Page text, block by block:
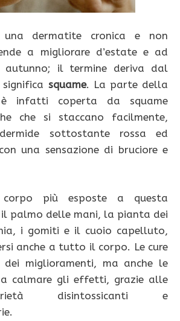
dermatite cronica e non
a migliorare d’estate e ad
autunno; il termine deriva dal
significa squame. La parte della
infatti coperta da squame
che si staccano facilmente,
sottostante rossa ed
una sensazione di bruciore e
più esposte a questa
palmo delle mani, la pianta dei
i gomiti e il cuoio capelluto,
anche a tutto il corpo. Le cure
dei miglioramenti, ma anche le
calmare gli effetti, grazie alle
disintossicanti e